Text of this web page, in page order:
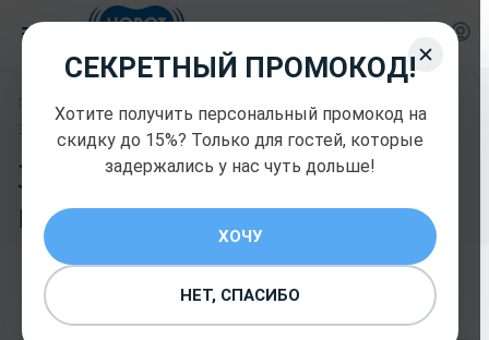
Главная Запчасти и комплектующие Hobot
Запчасти и комплектующие Hobot
Запчасти и
комплектующие Hobot
СЕКРЕТНЫЙ ПРОМОКОД!
Хотите получить персональный промокод на
скидку до 15%? Только для гостей, которые
задержались у нас чуть дольше!
ХОЧУ
НЕТ, СПАСИБО